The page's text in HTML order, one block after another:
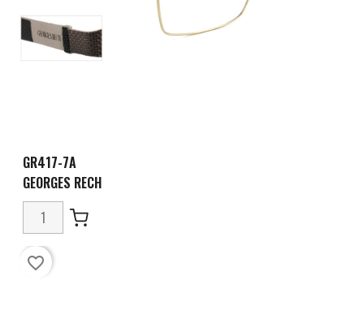
GR417-7A
GEORGES RECH
favorite_border